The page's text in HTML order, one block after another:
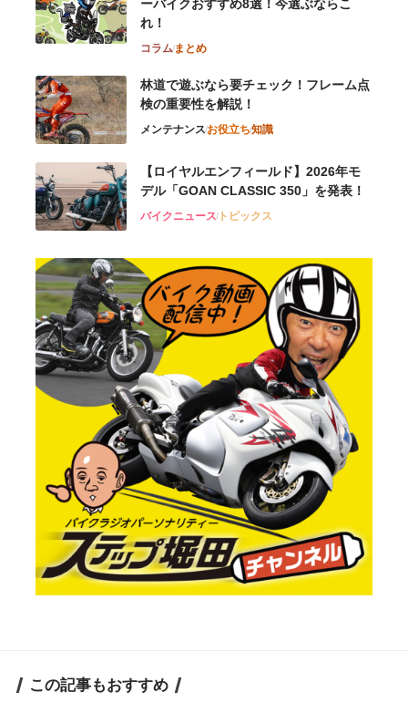
ーバイクおすすめ8選！今選ぶならこ
れ！
コラムまとめ
林道で遊ぶなら要チェック！フレーム点
検の重要性を解説！
メンテナンスお役立ち知識
【ロイヤルエンフィールド】2026年モ
デル「GOAN CLASSIC 350」を発表！
バイクニューストピックス
この記事もおすすめ